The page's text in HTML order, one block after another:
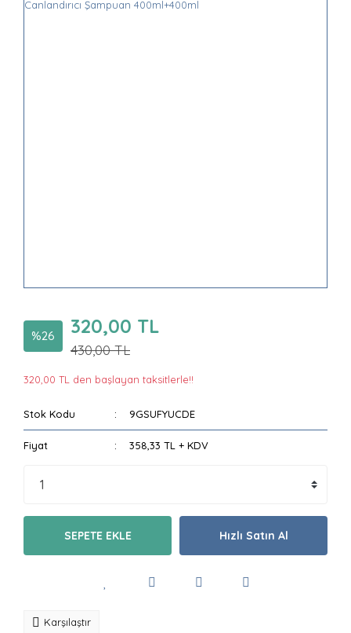
%26 320,00 TL
430,00 TL
320,00 TL den başlayan taksitlerle!!
Stok Kodu 9GSUFYUCDE
Fiyat 358,33 TL + KDV
SEPETE EKLE Hızlı Satın Al
Karşılaştır